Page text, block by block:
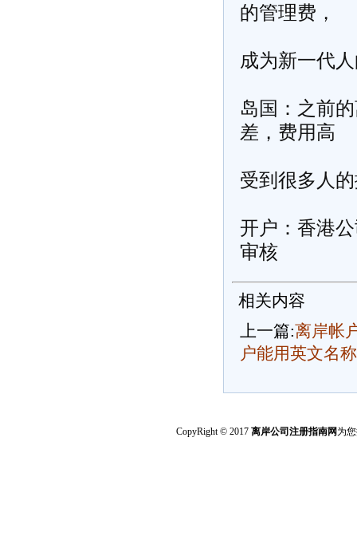
的管理费，
成为新一代
岛国：之前
差，费用高
受到很多人
开户：香港
审核
相关内容
上一篇:离岸帐
户能用英文名
CopyRight © 2017 离岸公司注册指南网 为